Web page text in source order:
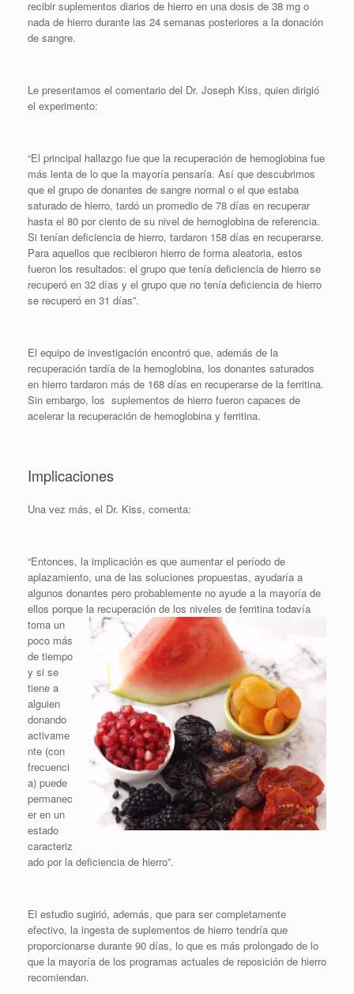
recibir suplementos diarios de hierro en una dosis de 38 mg o
nada de hierro durante las 24 semanas posteriores a la donación
de sangre.
Le presentamos el comentario del Dr. Joseph Kiss, quien dirigió
el experimento:
“El principal hallazgo fue que la recuperación de hemoglobina fue
más lenta de lo que la mayoría pensaría. Así que descubrimos
que el grupo de donantes de sangre normal o el que estaba
saturado de hierro, tardó un promedio de 78 días en recuperar
hasta el 80 por ciento de su nivel de hemoglobina de referencia.
Si tenían deficiencia de hierro, tardaron 158 días en recuperarse.
Para aquellos que recibieron hierro de forma aleatoria, estos
fueron los resultados: el grupo que tenía deficiencia de hierro se
recuperó en 32 días y el grupo que no tenía deficiencia de hierro
se recuperó en 31 días”.
El equipo de investigación encontró que, además de la
recuperación tardía de la hemoglobina, los donantes saturados
en hierro tardaron más de 168 días en recuperarse de la ferritina.
Sin embargo, los suplementos de hierro fueron capaces de
acelerar la recuperación de hemoglobina y ferritina.
Implicaciones
Una vez más, el Dr. Kiss, comenta:
“Entonces, la implicación es que aumentar el período de
aplazamiento, una de las soluciones propuestas, ayudaría a
algunos donantes pero probablemente no ayude a la mayoría de
ellos porque la recuperación de los niveles de ferritina todavía
toma un
poco más
de tiempo
y si se
tiene a
alguien
donando
activame
nte (con
frecuenci
a) puede
permanec
er en un
estado
caracteriz
ado por la deficiencia de hierro”.
El estudio sugirió, además, que para ser completamente
efectivo, la ingesta de suplementos de hierro tendría que
proporcionarse durante 90 días, lo que es más prolongado de lo
que la mayoría de los programas actuales de reposición de hierro
recomiendan.